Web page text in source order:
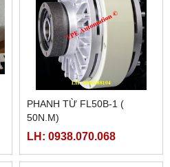
PHANH TỪ FL50B-1 (
50N.M)
LH: 0938.070.068